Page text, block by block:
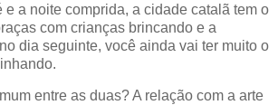
e a noite comprida, a cidade catalã tem o
com crianças brincando e a
dia seguinte, você ainda vai ter muito o
entre as duas? A relação com a arte